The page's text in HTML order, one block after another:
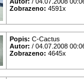
Zobrazeno: 4591x
Popis: C-Cactus
Autor: / 04.07.2008
Zobrazeno: 4645x